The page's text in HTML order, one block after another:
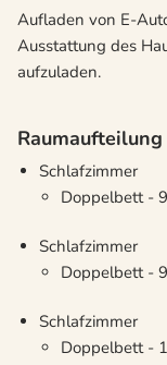
Aufladen von E-
Ausstattung des
aufzuladen.
Raumaufteilung
Schlafzimmer
Doppelbett -
Schlafzimmer
Doppelbett -
Schlafzimmer
Doppelbett -